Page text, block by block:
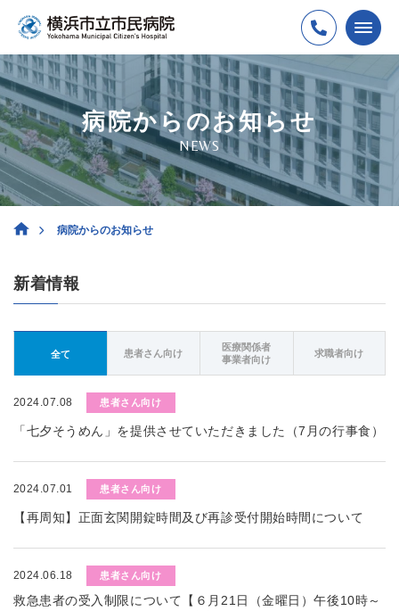
病院からのお知らせ
NEWS
病院からのお知らせ
新着情報
全て 患者さん向け
医療関係者
事業者向け
求職者向け
2024.07.08 患者さん向け
「七夕そうめん」を提供させていただきました（7月の行事食）
2024.07.01 患者さん向け
【再周知】正面玄関開錠時間及び再診受付開始時間について
2024.06.18 患者さん向け
救急患者の受入制限について【６月21日（金曜日）午後10時～